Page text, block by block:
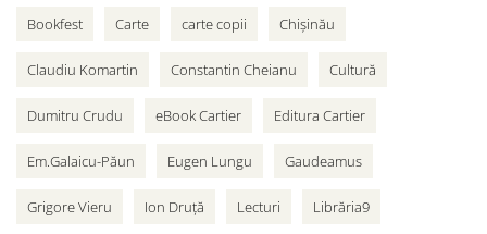
Bookfest Carte carte copii Chișinău
Claudiu Komartin Constantin Cheianu Cultură
Dumitru Crudu eBook Cartier Editura Cartier
Em.Galaicu-Păun Eugen Lungu Gaudeamus
Grigore Vieru Ion Druță Lecturi Librăria9